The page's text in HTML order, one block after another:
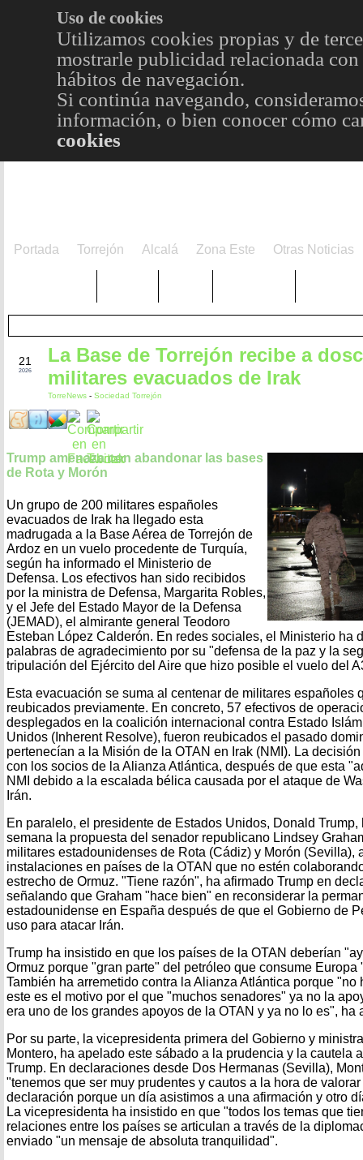
Uso de cookies
Utilizamos cookies propias y de
mostrarle publicidad relacionada
hábitos de navegación.
Si continúa navegando,
información, o bien conocer cómo
cookies
Portada Torrejón Alcalá Zona Este Otras Noticias
21
2026
La Base de Torrejón recibe a
militares evacuados de Irak
TorreNews - Sociedad Torrejón
Trump amenaza con abandonar las bases
de Rota y Morón
Un grupo de 200 militares españoles
evacuados de Irak ha llegado esta
madrugada a la Base Aérea de Torrejón de
Ardoz en un vuelo procedente de Turquía,
según ha informado el Ministerio de
Defensa. Los efectivos han sido recibidos
por la ministra de Defensa, Margarita Robles,
y el Jefe del Estado Mayor de la Defensa
(JEMAD), el almirante general Teodoro
Esteban López Calderón. En redes sociales, el Ministerio ha
palabras de agradecimiento por su "defensa de la paz y la
tripulación del Ejército del Aire que hizo posible el vuelo del
Esta evacuación se suma al centenar de militares españoles
reubicados previamente. En concreto, 57 efectivos de
desplegados en la coalición internacional contra Estado
Unidos (Inherent Resolve), fueron reubicados el pasado
pertenecían a la Misión de la OTAN en Irak (NMI). La
con los socios de la Alianza Atlántica, después de que esta
NMI debido a la escalada bélica causada por el ataque de
Irán.
En paralelo, el presidente de Estados Unidos, Donald
semana la propuesta del senador republicano Lindsey
militares estadounidenses de Rota (Cádiz) y Morón (Sevilla),
instalaciones en países de la OTAN que no estén
estrecho de Ormuz. "Tiene razón", ha afirmado Trump en
señalando que Graham "hace bien" en reconsiderar la
estadounidense en España después de que el Gobierno de
uso para atacar Irán.
Trump ha insistido en que los países de la OTAN deberían
Ormuz porque "gran parte" del petróleo que consume Europa
También ha arremetido contra la Alianza Atlántica porque
este es el motivo por el que "muchos senadores" ya no la
era uno de los grandes apoyos de la OTAN y ya no lo es", ha
Por su parte, la vicepresidenta primera del Gobierno y
Montero, ha apelado este sábado a la prudencia y la cautela
Trump. En declaraciones desde Dos Hermanas (Sevilla),
"tenemos que ser muy prudentes y cautos a la hora de
declaración porque un día asistimos a una afirmación y otro
La vicepresidenta ha insistido en que "todos los temas que
relaciones entre los países se articulan a través de la
enviado "un mensaje de absoluta tranquilidad".